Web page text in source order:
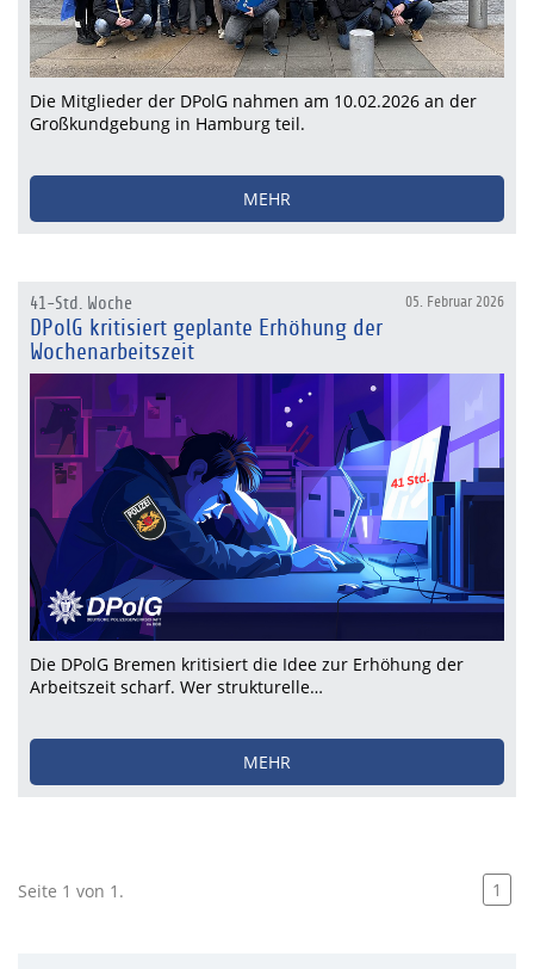
Die Mitglieder der DPolG nahmen am 10.02.2026 an der
Großkundgebung in Hamburg teil.
MEHR
05. Februar 2026
41-Std. Woche
DPolG kritisiert geplante Erhöhung der
Wochenarbeitszeit
Die DPolG Bremen kritisiert die Idee zur Erhöhung der
Arbeitszeit scharf. Wer strukturelle…
MEHR
Seite 1 von 1. 1